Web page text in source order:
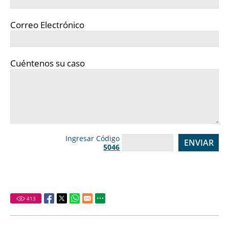
Correo Electrónico
Cuéntenos su caso
Ingresar Código
5046
413